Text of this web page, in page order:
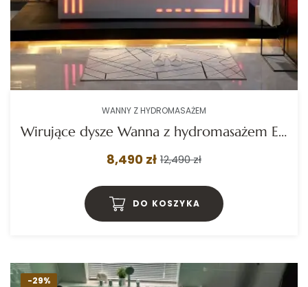
WANNY Z HYDROMASAŻEM
Wirujące dysze Wanna z hydromasażem EB-7066 B prostokątna 180cmx120cmx59cm Wodospad LED x 2+Ambiente z podgrzewaczem+pilot
8,490 zł 12,490 zł
DO KOSZYKA
-29%